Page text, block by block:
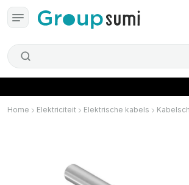
Home Elektriciteit Elektrische kabels